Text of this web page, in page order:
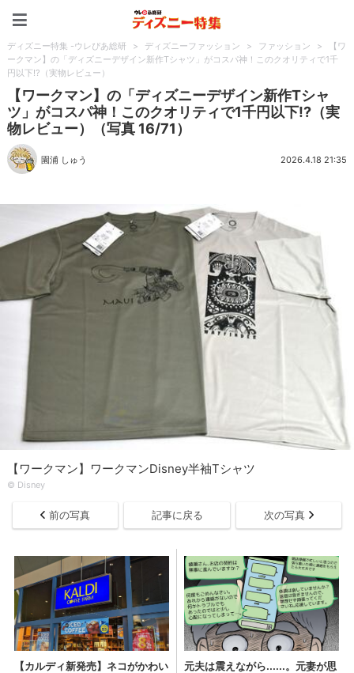
ディズニー特集 -ウレぴあ総研 > ディズニーファッション > ファッション >
【ワ
ークマン】の「ディズニーデザイン新作Tシャツ」がコスパ神！このクオリティで1千
円以下!?（実物レビュー）
【ワークマン】の「ディズニーデザイン新作Tシャ
ツ」がコスパ神！このクオリティで1千円以下!?（実
物レビュー）（写真 16/71）
園浦 しゅう 2026.4.18 21:35
【ワークマン】ワークマンDisney半袖Tシャツ
© Disney
前の写真 記事に戻る 次の写真